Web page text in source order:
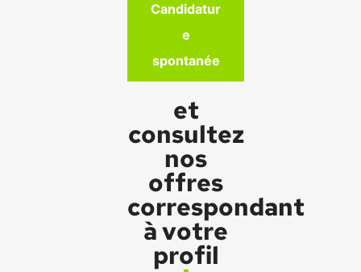
Candidatur
e
spontanée
et
consultez
nos
offres
correspondant
à votre
profil